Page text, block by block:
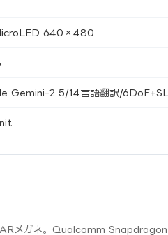
640×480
Gemini-2.5/14言語翻訳/
メガネ。Qualcomm Snapdragon